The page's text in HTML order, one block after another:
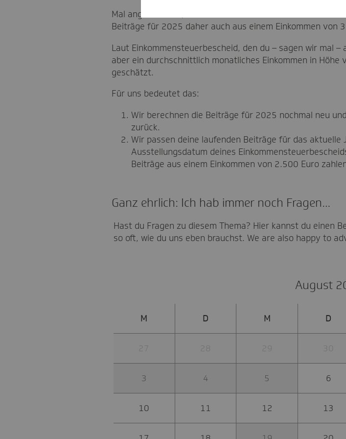
Mal angenommen, du hast dein Einkommen für 2025 auf
Beiträge für 2025 daher auch aus einem Einkommen von
Laut Einkommensteuerbescheid, den du – sagen wir mal
aber ein durchschnittlich monatliches Einkommen in
geschätzt.
Für uns bedeutet das:
Wir berechnen die Beiträge für 2025 nochmal neu
zurück.
Wir passen deine laufenden Beiträge für das
Ausstellungsdatum deines
Beiträge aus einem Einkommen von 2.500 Euro
Ganz ehrlich: Ich hab immer noch Fragen…
Hast du Fragen zu diesem Thema? Hier kannst du einen
so oft, wie du uns eben brauchst. We are also happy to
August
M D M D
27 28 29 30
3 4 5 6
10 11 12 13